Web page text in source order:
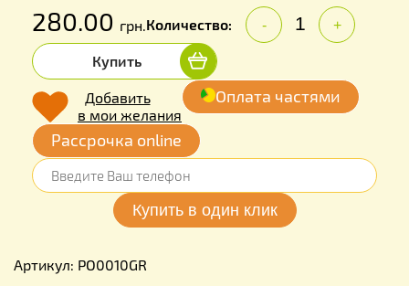
280.00 грн.Количество: - +
Купить
Добавить
в мои желания
Оплата частями
Рассрочка online
Артикул: PO0010GR